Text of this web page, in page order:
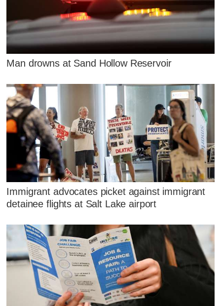
Man drowns at Sand Hollow Reservoir
Immigrant advocates picket against immigrant
detainee flights at Salt Lake airport